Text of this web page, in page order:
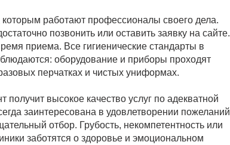
работают профессионалы своего дела.
позвонить или оставить заявку на сайте.
приема. Все гигиенические стандарты в
оборудование и приборы проходят
перчатках и чистых униформах.
высокое качество услуг по адекватной
заинтересована в удовлетворении пожеланий
отбор. Грубость, некомпетентность или
заботятся о здоровье и эмоциональном